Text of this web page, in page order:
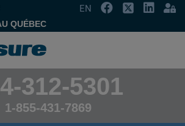
QUÉBEC
EN
312-5301
1-855-431-7869